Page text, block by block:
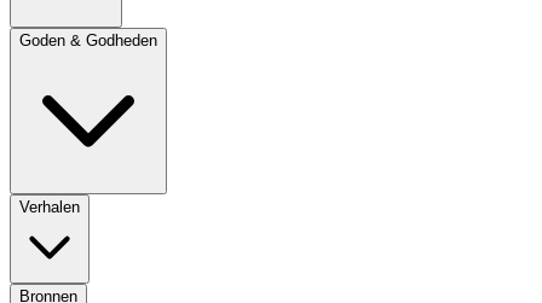
Goden & Godheden
Verhalen
Bronnen